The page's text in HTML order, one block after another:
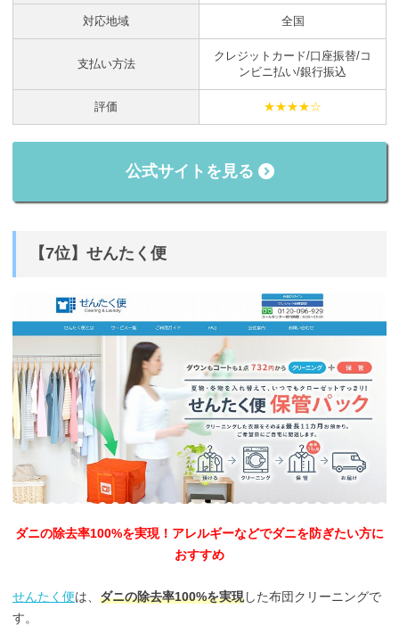
対応地域 全国
支払い方法
クレジットカード/口座振替/コ
ンビニ払い/銀行振込
評価 ★★★★☆
公式サイトを見る
【7位】せんたく便
ダニの除去率100%を実現！アレルギーなどでダニを防ぎたい方に
おすすめ
せんたく便は、 ダニの除去率100%を実現した布団クリーニングで
す。